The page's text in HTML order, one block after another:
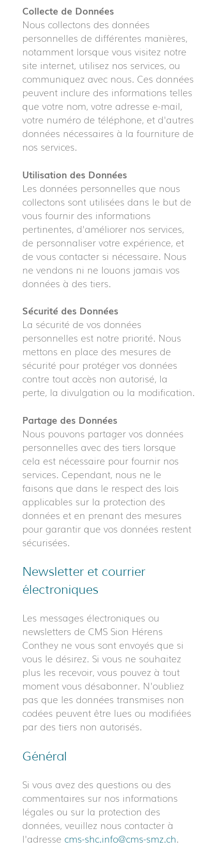
Collecte de Données
Nous collectons des données
personnelles de différentes manières,
notamment lorsque vous visitez notre
site internet, utilisez nos services, ou
communiquez avec nous. Ces données
peuvent inclure des informations telles
que votre nom, votre adresse e-mail,
votre numéro de téléphone, et d'autres
données nécessaires à la fourniture de
nos services.
Utilisation des Données
Les données personnelles que nous
collectons sont utilisées dans le but de
vous fournir des informations
pertinentes, d'améliorer nos services,
de personnaliser votre expérience, et
de vous contacter si nécessaire. Nous
ne vendons ni ne louons jamais vos
données à des tiers.
Sécurité des Données
La sécurité de vos données
personnelles est notre priorité. Nous
mettons en place des mesures de
sécurité pour protéger vos données
contre tout accès non autorisé, la
perte, la divulgation ou la modification.
Partage des Données
Nous pouvons partager vos données
personnelles avec des tiers lorsque
cela est nécessaire pour fournir nos
services. Cependant, nous ne le
faisons que dans le respect des lois
applicables sur la protection des
données et en prenant des mesures
pour garantir que vos données restent
sécurisées.
Newsletter et courrier
électroniques
Les messages électroniques ou
newsletters de CMS Sion Hérens
Conthey ne vous sont envoyés que si
vous le désirez. Si vous ne souhaitez
plus les recevoir, vous pouvez à tout
moment vous désabonner. N'oubliez
pas que les données transmises non
codées peuvent être lues ou modifiées
par des tiers non autorisés.
Général
Si vous avez des questions ou des
commentaires sur nos informations
légales ou sur la protection des
données, veuillez nous contacter à
l'adresse cms-shc.info@cms-smz.ch.